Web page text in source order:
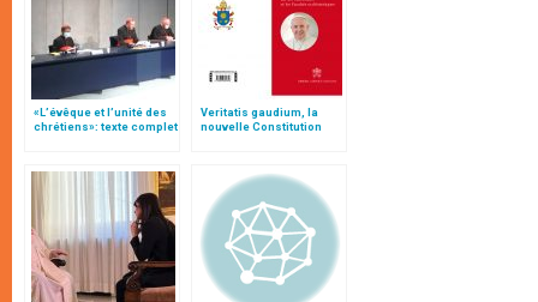
«L’évêque et l’unité des
chrétiens»: texte complet
Veritatis gaudium, la
nouvelle Constitution